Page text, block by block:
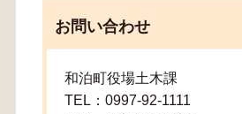
お問い合わせ
和泊町役場土木課
TEL：0997-92-1111